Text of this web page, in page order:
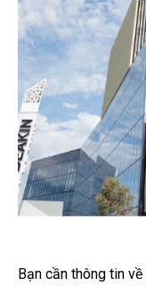
Bạn cần thông tin